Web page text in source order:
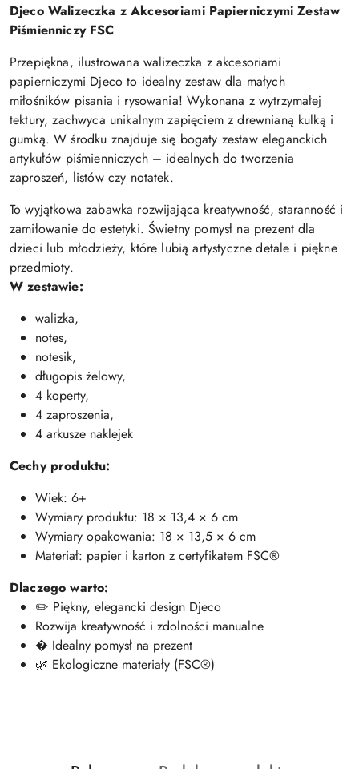
Djeco Walizeczka z Akcesoriami Papierniczymi Zestaw
Piśmienniczy FSC
Przepiękna, ilustrowana walizeczka z akcesoriami
papierniczymi Djeco to idealny zestaw dla małych
miłośników pisania i rysowania! Wykonana z wytrzymałej
tektury, zachwyca unikalnym zapięciem z drewnianą kulką i
gumką. W środku znajduje się bogaty zestaw eleganckich
artykułów piśmienniczych – idealnych do tworzenia
zaproszeń, listów czy notatek.
To wyjątkowa zabawka rozwijająca kreatywność, staranność i
zamiłowanie do estetyki. Świetny pomysł na prezent dla
dzieci lub młodzieży, które lubią artystyczne detale i piękne
przedmioty.
W zestawie:
walizka,
notes,
notesik,
długopis żelowy,
4 koperty,
4 zaproszenia,
4 arkusze naklejek
Cechy produktu:
Wiek: 6+
Wymiary produktu: 18 × 13,4 × 6 cm
Wymiary opakowania: 18 × 13,5 × 6 cm
Materiał: papier i karton z certyfikatem FSC®
Dlaczego warto:
✏️ Piękny, elegancki design Djeco
Rozwija kreatywność i zdolności manualne
� Idealny pomysł na prezent
🌿 Ekologiczne materiały (FSC®)